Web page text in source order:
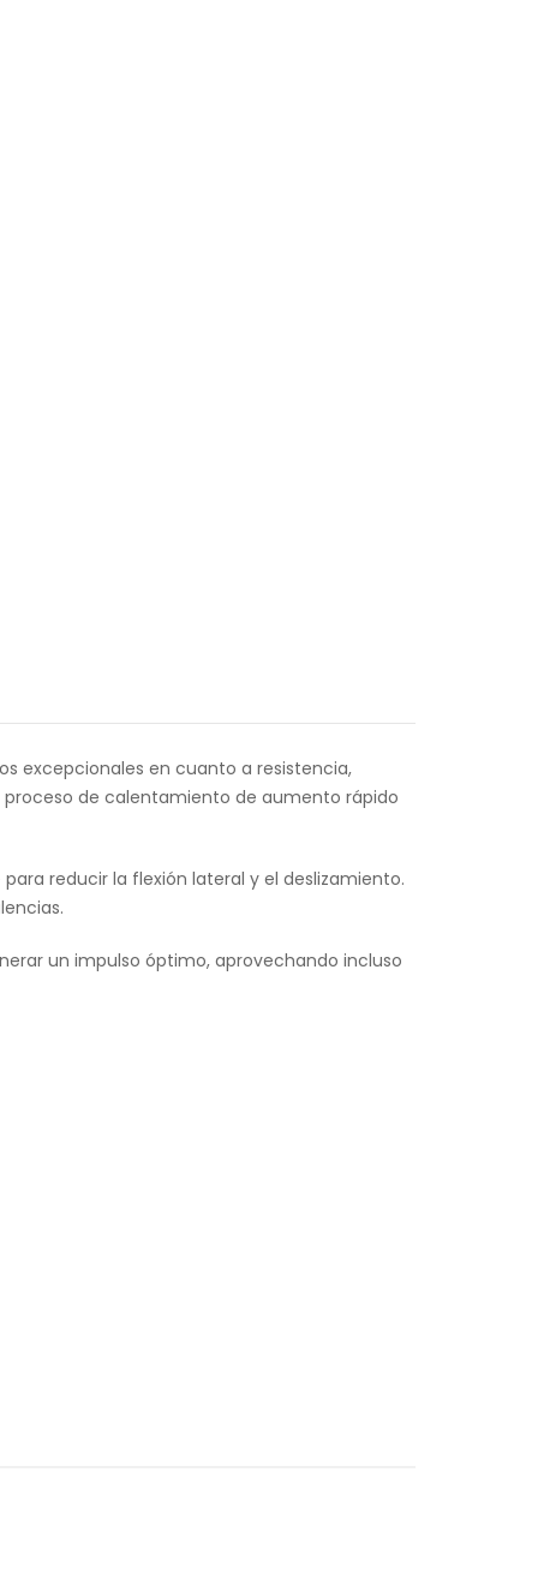
excepcionales en cuanto a resistencia,
de calentamiento de aumento rápido
reducir la flexión lateral y el deslizamiento.
un impulso óptimo, aprovechando incluso